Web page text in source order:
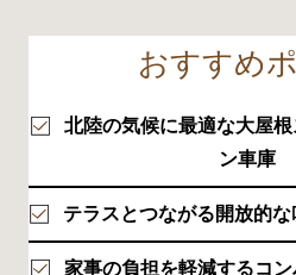
おすすめ
北陸の気候に最適な大屋
ン車庫
テラスとつながる開放的
家事の負担を軽減するコ